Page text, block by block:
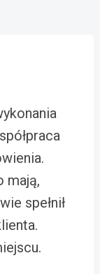
mają,
spełnił